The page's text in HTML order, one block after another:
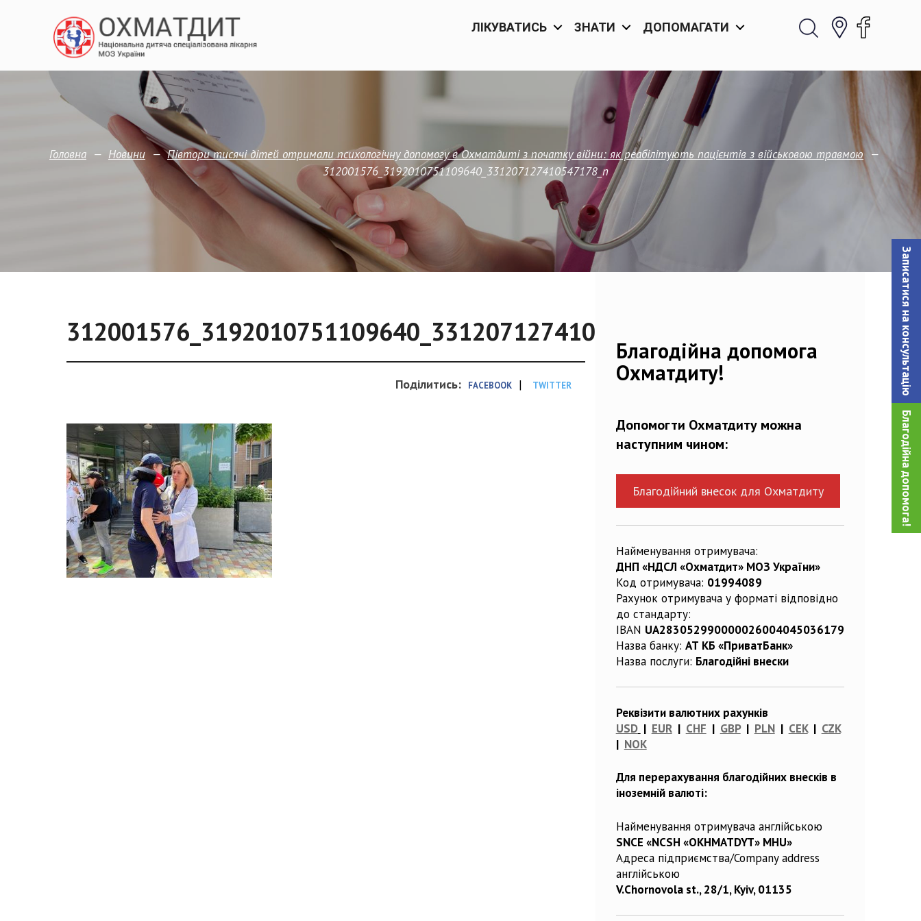
Записатися на консультацiю
Благодійна допомога!
ЛІКУВАТИСЬ ЗНАТИ ДОПОМАГАТИ
Головна — Новини — Півтори тисячі дітей отримали психологічну допомогу в Охматдиті з початку війни: як реабілітують пацієнтів з військовою травмою —
312001576_3192010751109640_331207127410547178_n
312001576_3192010751109640_331207127410547178_n
Поділитись: FACEBOOK | TWITTER
Благодійна допомога
Охматдиту!
Допомогти Охматдиту можна
наступним чином:
Благодійний внесок для Охматдиту
Найменування отримувача:
ДНП «НДСЛ «Охматдит» МОЗ України»
Код отримувача: 01994089
Рахунок отримувача у форматі відповідно
до стандарту:
IBAN UA283052990000026004045036179
Назва банку: АТ КБ «ПриватБанк»
Назва послуги: Благодійні внески
Реквізити валютних рахунків
USD | EUR| CHF | GBP| PLN| CEK| CZK
| NOK
Для перерахування благодійних внесків в
іноземній валюті:
Найменування отримувача англійською
SNCE «NCSH «OKHMATDYT» MHU»
Адреса підприємства/Company address
англійською
V.Chornovola st., 28/1, Kyiv, 01135